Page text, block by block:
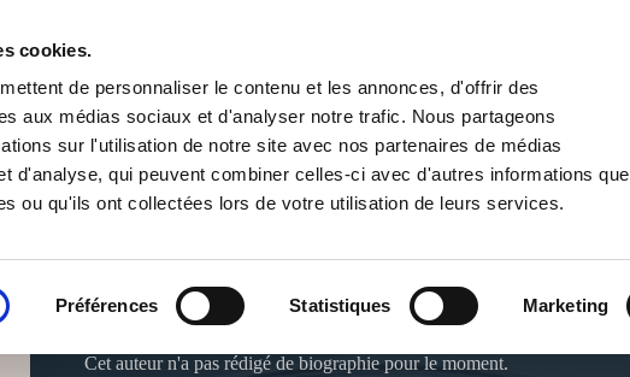
cookies.
de personnaliser le contenu et les annonces, d'offrir des
aux médias sociaux et d'analyser notre trafic. Nous partageons
sur l'utilisation de notre site avec nos partenaires de médias
d'analyse, qui peuvent combiner celles-ci avec d'autres informations que
ou qu'ils ont collectées lors de votre utilisation de leurs services.
Préférences Statistiques Marketing
PUBLIER UN LIVRE LIBRAIRIE
AMIRA BAYDA
Cet auteur n'a pas rédigé de biographie pour le moment.